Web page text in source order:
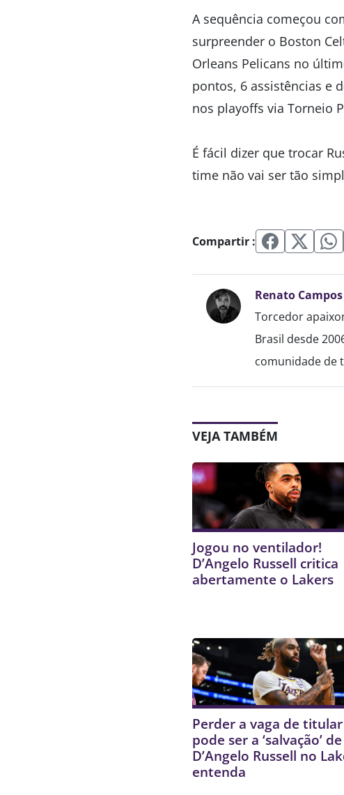
A sequência começou
surpreender o Boston
Orleans Pelicans no
pontos, 6 assistências e
nos playoffs via Torneio
É fácil dizer que trocar
time não vai ser tão
Compartir :
Renato Campos
Torcedor
Brasil desde
comunidade de
VEJA TAMBÉM
Jogou no ventilador!
D’Angelo Russell critica
abertamente o Lakers
Perder a vaga de titular
pode ser a ‘salvação’ de
D’Angelo Russell no
entenda